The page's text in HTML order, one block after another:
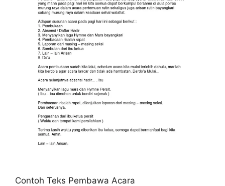
Contoh Teks Pembawa Acara